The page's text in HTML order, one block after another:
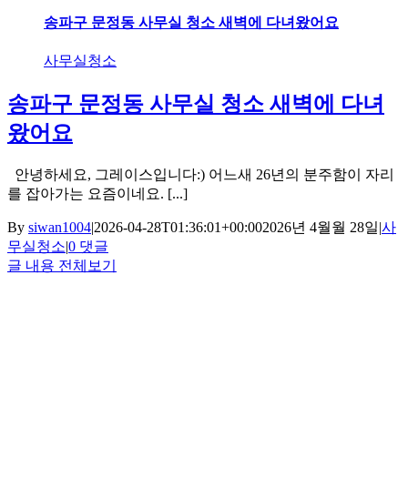
송파구 문정동 사무실 청소 새벽에 다녀왔어요
사무실청소
송파구 문정동 사무실 청소 새벽에 다녀
왔어요
안녕하세요, 그레이스입니다:) 어느새 26년의 분주함이 자리
를 잡아가는 요즘이네요. [...]
By siwan1004|2026-04-28T01:36:01+00:002026년 4월월 28일|사
무실청소|0 댓글
글 내용 전체보기